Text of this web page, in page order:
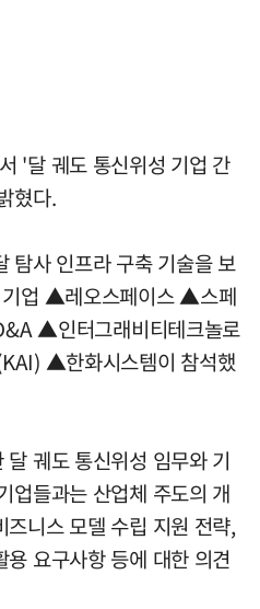
'달 궤도 통신위성 기업 간
혔다.
탐사 인프라 구축 기술을 보
기업 ▲레오스페이스 ▲스페
▲인터그래비티테크놀로
▲한화시스템이 참석했
궤도 통신위성 임무와 기
업들과는 산업체 주도의 개
니스 모델 수립 지원 전략,
요구사항 등에 대한 의견